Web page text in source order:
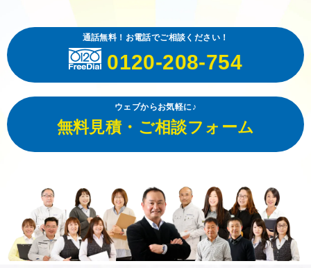
通話無料！お電話でご相談ください！
0120-208-754
ウェブからお気軽に♪
無料見積・ご相談フォーム